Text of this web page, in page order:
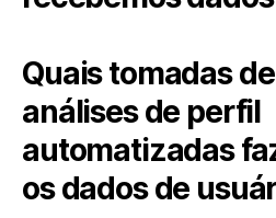
Quais tomadas
análises de perfil
automatizadas
os dados de